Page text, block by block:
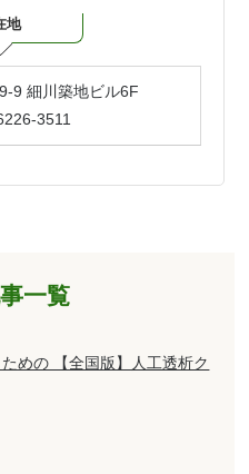
地
9 細川築地ビル6F
3511
一覧
めの 【全国版】人工透析ク